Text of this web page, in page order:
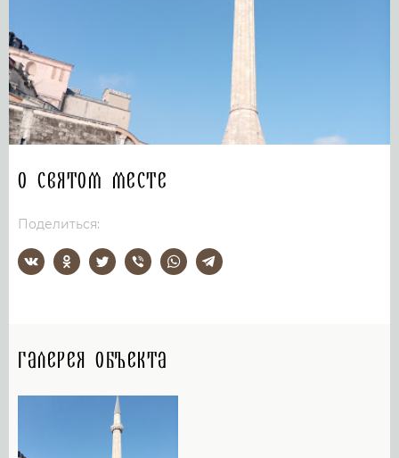
О святом месте
Поделиться:
Галерея объекта